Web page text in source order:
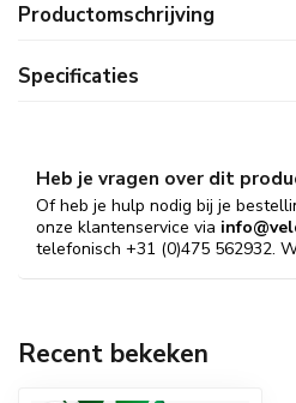
Productomschrijving
Specificaties
Heb je vragen over dit
Of heb je hulp nodig bij je
onze klantenservice via
telefonisch +31 (0)475 562932.
Recent bekeken